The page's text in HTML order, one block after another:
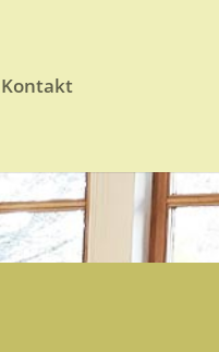
Kontakt